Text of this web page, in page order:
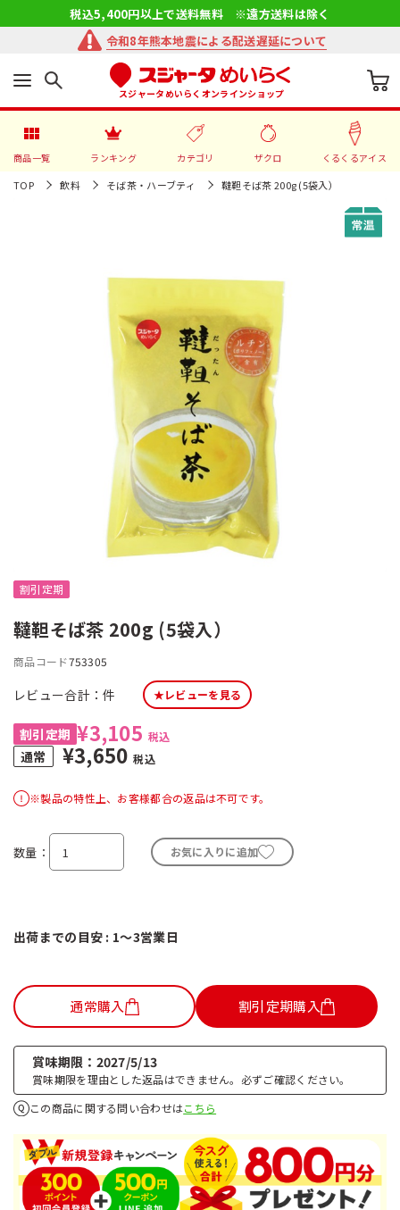
税込5,400円以上で送料無料 ※遠方送料は除く
令和8年熊本地震による配送遅延について
スジャータめいらくオンラインショップ
商品一覧 ランキング カテゴリ ザクロ くるくるアイス
TOP 飲料 そば茶・ハーブティ 韃靼そば茶 200g (5袋入）
割引定期
韃靼そば茶 200g (5袋入）
商品コード753305
レビュー合計：件 ★レビューを見る
¥3,105 税込
¥3,650 税込
※製品の特性上、お客様都合の返品は不可です。
数量 お気に入りに追加
出荷までの目安 : 1～3営業日
通常購入 割引定期購入
賞味期限 2027/5/13
賞味期限を理由とした返品はできません。必ずご確認ください。
この商品に関する問い合わせはこちら